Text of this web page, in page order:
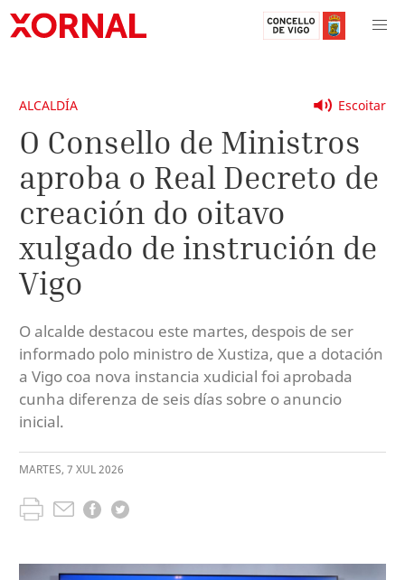
Escoitar
ALCALDÍA
O Consello de Ministros
aproba o Real Decreto de
creación do oitavo
xulgado de instrución de
Vigo
O alcalde destacou este martes, despois de ser
informado polo ministro de Xustiza, que a dotación
a Vigo coa nova instancia xudicial foi aprobada
cunha diferenza de seis días sobre o anuncio
inicial.
MARTES, 7 XUL2026